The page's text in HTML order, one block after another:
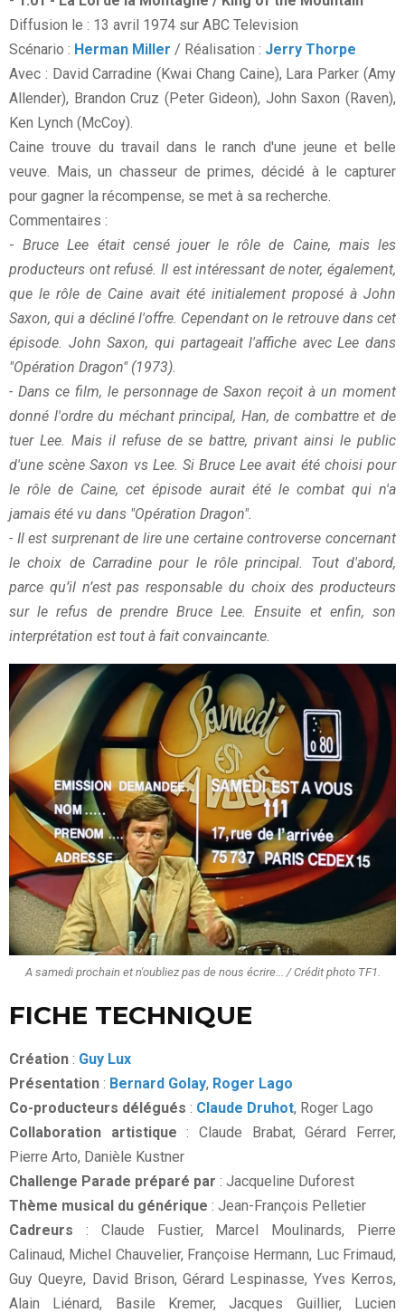
Diffusion le : 13 avril 1974 sur ABC Television
Scénario : Herman Miller / Réalisation : Jerry Thorpe
Avec : David Carradine (Kwai Chang Caine), Lara Parker (Amy
Allender), Brandon Cruz (Peter Gideon), John Saxon (Raven),
Ken Lynch (McCoy).
Caine trouve du travail dans le ranch d'une jeune et belle
veuve. Mais, un chasseur de primes, décidé à le capturer
pour gagner la récompense, se met à sa recherche.
Commentaires :
-Bruce Lee était censé jouer le rôle de Caine, mais les
producteurs ont refusé. Il est intéressant de noter, également,
que le rôle de Caine avait été initialement proposé à John
Saxon, qui a décliné l'offre. Cependant on le retrouve dans cet
épisode. John Saxon, qui partageait l'affiche avec Lee dans
"Opération Dragon" (1973).
- Dans ce film, le personnage de Saxon reçoit à un moment
donné l'ordre du méchant principal, Han, de combattre et de
tuer Lee. Mais il refuse de se battre, privant ainsi le public
d'une scène Saxon vs Lee. Si Bruce Lee avait été choisi pour
le rôle de Caine, cet épisode aurait été le combat qui n'a
jamais été vu dans "Opération Dragon".
- Il est surprenant de lire une certaine controverse concernant
le choix de Carradine pour le rôle principal. Tout d'abord,
parce qu’il n’est pas responsable du choix des producteurs
sur le refus de prendre Bruce Lee. Ensuite et enfin, son
interprétation est tout à fait convaincante.
A samedi prochain et n'oubliez pas de nous écrire... / Crédit photo TF1.
FICHE TECHNIQUE
Création : Guy Lux
Présentation : Bernard Golay, Roger Lago
Co-producteurs délégués : Claude Druhot, Roger Lago
Collaboration artistique : Claude Brabat, Gérard Ferrer,
Pierre Arto, Danièle Kustner
Challenge Parade préparé par : Jacqueline Duforest
Thème musical du générique : Jean-François Pelletier
Cadreurs : Claude Fustier, Marcel Moulinards, Pierre
Calinaud, Michel Chauvelier, Françoise Hermann, Luc Frimaud,
Guy Queyre, David Brison, Gérard Lespinasse, Yves Kerros,
Alain Liénard, Basile Kremer, Jacques Guillier, Lucien